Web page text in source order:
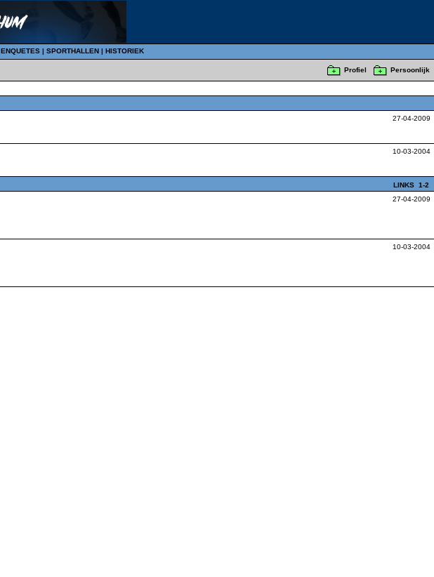
ENQUETES | SPORTHALLEN | HISTORIEK
Profiel Persoonlijk
27-04-2009
10-03-2004
LINKS 1-2
27-04-2009
10-03-2004